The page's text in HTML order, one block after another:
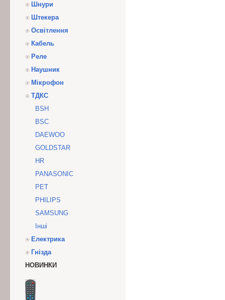
Шнури
Штекера
Освітлення
Кабель
Реле
Наушник
Мікрофон
ТДКС
BSH
BSC
DAEWOO
GOLDSTAR
HR
PANASONIC
PET
PHILIPS
SAMSUNG
Інші
Електрика
Гнізда
НОВИНКИ